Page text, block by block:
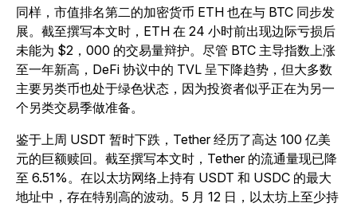
同样，市值排名第二的加密货币 ETH 也在与 BTC 同步发
展。截至撰写本文时，ETH 在 24 小时前出现边际亏损后
未能为 $2，000 的交易量辩护。尽管 BTC 主导指数上涨
至一年新高，DeFi 协议中的 TVL 呈下降趋势，但大多数
主要另类币也处于绿色状态，因为投资者似乎正在为另一
个另类交易季做准备。
鉴于上周 USDT 暂时下跌，Tether 经历了高达 100 亿美
元的巨额赎回。截至撰写本文时，Tether 的流通量现已降
至 6.51%。在以太坊网络上持有 USDT 和 USDC 的最大
地址中，存在特别高的波动。5 月 12 日，以太坊上至少持